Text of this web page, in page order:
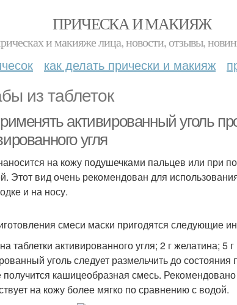
ПРИЧЕСКА И МАКИЯЖ
и макияже лица, новости, отзывы,
как делать прически и макияж
из таблеток
активированный уголь
угля
на кожу подушечками пальцев или при
Этот вид очень рекомендован для
и на носу.
смеси маски пригодятся следующие
таблетки активированного угля; 2 г желатина; 5
уголь следует размельчить до
получится кашицеобразная смесь.
на кожу более мягко по сравнению с водой.